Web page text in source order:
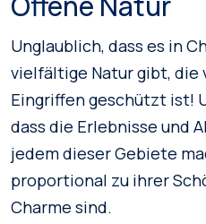
Unglaublich, dass es in
vielfältige Natur gibt, die
Eingriffen geschützt ist!
dass die Erlebnisse und
jedem dieser Gebiete
proportional zu ihrer
Charme sind.